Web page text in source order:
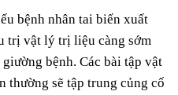
bệnh nhân tai biến xuất
trị vật lý trị liệu càng sớm
bệnh. Các bài tập vật
sẽ tập trung củng cố